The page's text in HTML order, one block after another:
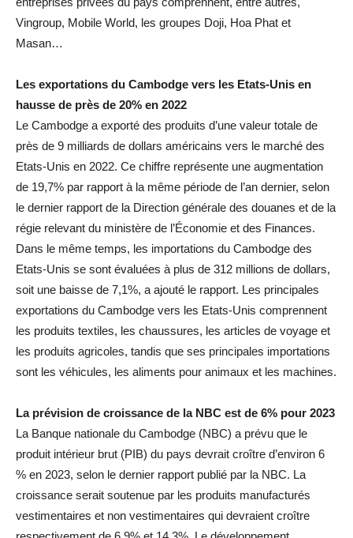
Vingroup, Mobile World, les groupes Doji, Hoa Phat et
Masan…
Les exportations du Cambodge vers les Etats-Unis en
hausse de près de 20% en 2022
Le Cambodge a exporté des produits d’une valeur totale de
près de 9 milliards de dollars américains vers le marché des
Etats-Unis en 2022. Ce chiffre représente une augmentation
de 19,7% par rapport à la même période de l’an dernier, selon
le dernier rapport de la Direction générale des douanes et de la
régie relevant du ministère de l’Économie et des Finances.
Dans le même temps, les importations du Cambodge des
Etats-Unis se sont évaluées à plus de 312 millions de dollars,
soit une baisse de 7,1%, a ajouté le rapport. Les principales
exportations du Cambodge vers les Etats-Unis comprennent
les produits textiles, les chaussures, les articles de voyage et
les produits agricoles, tandis que ses principales importations
sont les véhicules, les aliments pour animaux et les machines.
La prévision de croissance de la NBC est de 6% pour 2023
La Banque nationale du Cambodge (NBC) a prévu que le
produit intérieur brut (PIB) du pays devrait croître d’environ 6
% en 2023, selon le dernier rapport publié par la NBC. La
croissance serait soutenue par les produits manufacturés
vestimentaires et non vestimentaires qui devraient croître